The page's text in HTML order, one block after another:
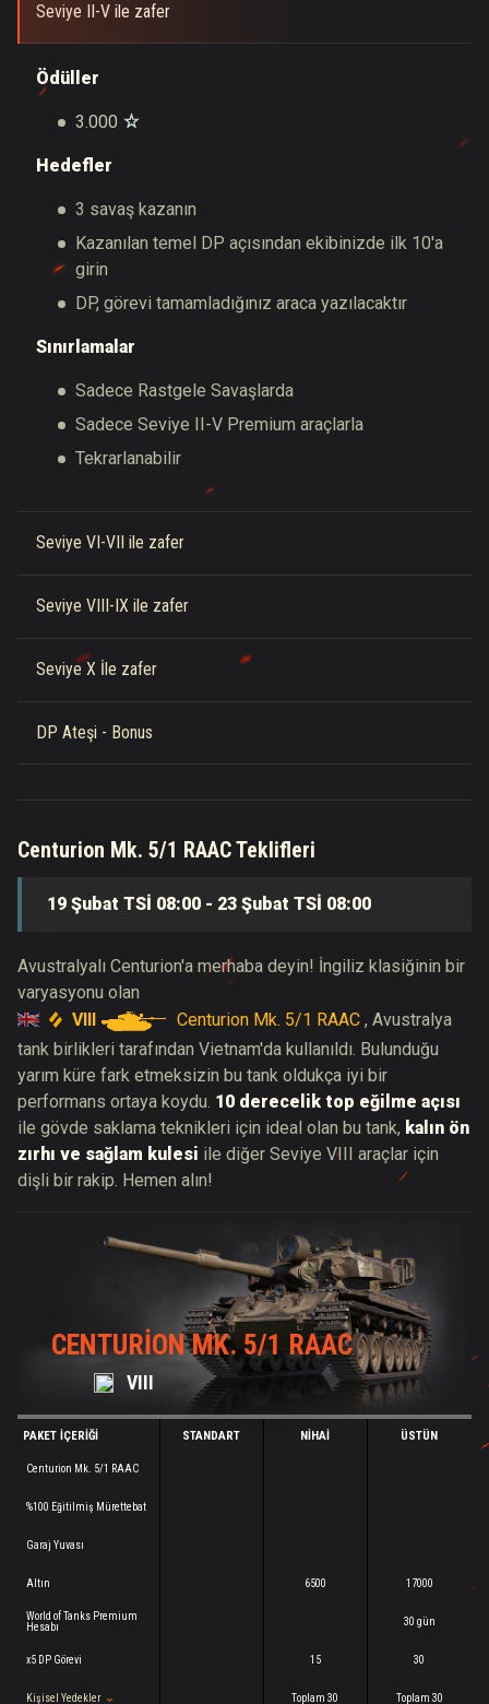
Seviye II-V ile zafer
Ödüller
3.000
Hedefler
3 savaş kazanın
Kazanılan temel DP açısından ekibinizde ilk 10'a
girin
DP, görevi tamamladığınız araca yazılacaktır
Sınırlamalar
Sadece Rastgele Savaşlarda
Sadece Seviye II-V Premium araçlarla
Tekrarlanabilir
Seviye VI-VII ile zafer
Seviye VIII-IX ile zafer
Seviye X İle zafer
DP Ateşi - Bonus
Centurion Mk. 5/1 RAAC Teklifleri
19 Şubat TSİ 08:00 - 23 Şubat TSİ 08:00
Avustralyalı Centurion'a merhaba deyin! İngiliz klasiğinin bir
varyasyonu olan
VIII
Centurion Mk. 5/1 RAAC , Avustralya
tank birlikleri tarafından Vietnam'da kullanıldı. Bulunduğu
yarım küre fark etmeksizin bu tank oldukça iyi bir
performans ortaya koydu. 10 derecelik top eğilme açısı
ile gövde saklama teknikleri için ideal olan bu tank, kalın ön
zırhı ve sağlam kulesi ile diğer Seviye VIII araçlar için
dişli bir rakip. Hemen alın!
CENTURION MK. 5/1 RAAC
VIII
PAKET İÇERIĞI
Centurion Mk. 5/1 RAAC
%100 Eğitilmiş Mürettebat
Garaj Yuvası
Altın
World of Tanks Premium
Hesabı
x5 DP Görevi
Kişisel Yedekler
STANDART NIHAI
6500
15
Toplam 30
ÜSTÜN
17000
30 gün
30
Toplam 30